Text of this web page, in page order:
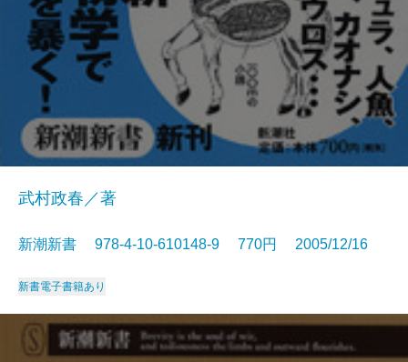
武村政春／著
新潮新書 978-4-10-610148-9 770円 2005/12/16
新書電子書籍あり